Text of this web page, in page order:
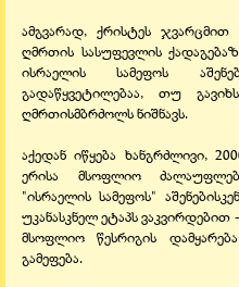
ამგვარად, ქრისტეს
ღმრთის სასუფევლის
ისრაელის სამეფოს
გადაწყვეტილებაა, თუ
ღმრთისმბრძოლს ნიშნავს.
აქედან იწყება ხანგრძლივი,
ერისა მსოფლიო
"ისრაელის სამეფოს"
უკანასკნელ ეტაპს
მსოფლიო წესრიგის
გამეფება.